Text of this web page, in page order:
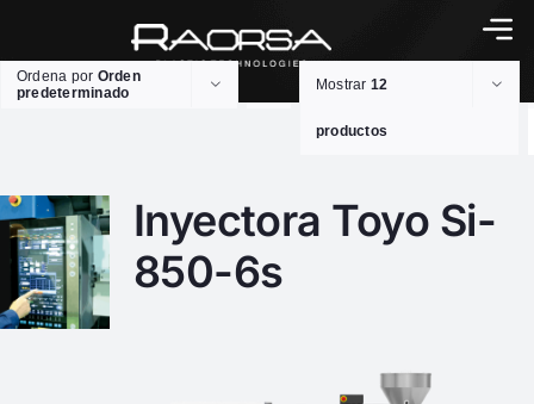
Ordena por Orden
predeterminado
Mostrar 12
productos
Inyectora Toyo Si-
850-6s